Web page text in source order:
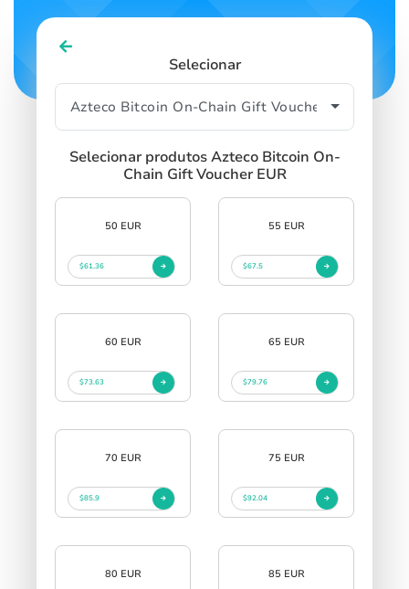
Selecionar
Selecionar produtos Azteco Bitcoin On-
Chain Gift Voucher EUR
50 EUR
$61.36
55 EUR
$67.5
60 EUR
$73.63
65 EUR
$79.76
70 EUR
$85.9
75 EUR
$92.04
80 EUR 85 EUR